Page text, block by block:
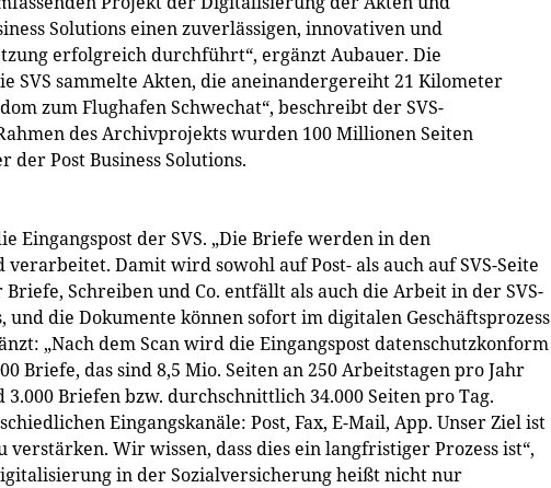
Solutions einen zuverlässigen, innovativen und
erfolgreich durchführt“, ergänzt Aubauer. Die
SVS sammelte Akten, die aneinandergereiht 21 Kilometer
zum Flughafen Schwechat“, beschreibt der SVS-
des Archivprojekts wurden 100 Millionen Seiten
Post Business Solutions.
Eingangspost der SVS. „Die Briefe werden in den
Damit wird sowohl auf Post- als auch auf SVS-Seite
Schreiben und Co. entfällt als auch die Arbeit in der SVS-
und die Dokumente können sofort im digitalen Geschäftsprozess
„Nach dem Scan wird die Eingangspost datenschutzkonform
Briefe, das sind 8,5 Mio. Seiten an 250 Arbeitstagen pro Jahr
Briefen bzw. durchschnittlich 34.000 Seiten pro Tag.
Eingangskanäle: Post, Fax, E-Mail, App. Unser Ziel ist
verstärken. Wir wissen, dass dies ein langfristiger Prozess ist“,
in der Sozialversicherung heißt nicht nur